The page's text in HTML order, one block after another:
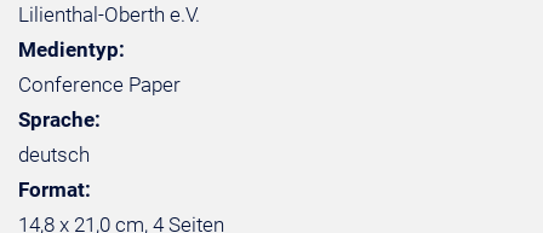
Lilienthal-Oberth e.V.
Medientyp:
Conference Paper
Sprache:
deutsch
Format:
14,8 x 21,0 cm, 4 Seiten